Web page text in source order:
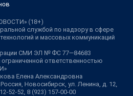
(18+)
службой по надзору в сфере
и массовых коммуникаций
СМИ ЭЛ № ФС 77—84683
ответственностью
Елена Александровна
Новосибирск, ул. Ленина, д. 12,
52-52, 8 (923) 157-00-00